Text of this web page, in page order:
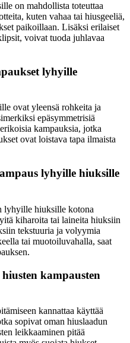
on mahdollista toteuttaa
kuten vahaa tai hiusgeeliä,
paikoillaan. Lisäksi erilaiset
voivat tuoda juhlavaa
lyhyille
ovat yleensä rohkeita ja
epäsymmetrisiä
kampauksia, jotka
ovat loistava tapa ilmaista
lyhyille hiuksille
lyhyille hiuksille kotona
kiharoita tai laineita hiuksiin
tekstuuria ja volyymia
tai muotoiluvahalla, saat
kampausten
kannattaa käyttää
sopivat oman hiuslaadun
leikkaaminen pitää